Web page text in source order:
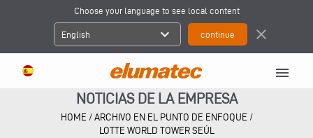
Choose your language to see local content
English expand_more close
menu
NOTICIAS DE LA EMPRESA
HOME / ARCHIVO EN EL PUNTO DE ENFOQUE /
LOTTE WORLD TOWER SEÚL